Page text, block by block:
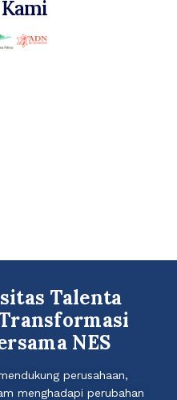
Talenta
NES
perusahaan,
menghadapi perubahan